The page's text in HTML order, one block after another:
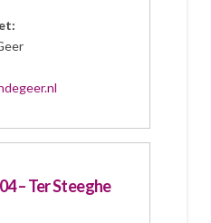
– Ter Steeghe